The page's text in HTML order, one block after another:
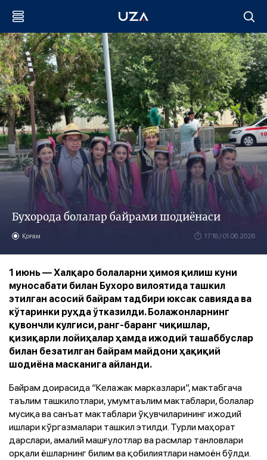
Бухорода болалар байрами шодиёнаси
Қоғам 17:18 / 01.06.2026
1 июнь — Халқаро болаларни ҳимоя қилиш куни
муносабати билан Бухоро вилоятида ташкил
этилган асосий байрам тадбири юксак савияда ва
кўтаринки руҳда ўтказилди. Болажонларнинг
қувончли кулгиси, ранг-баранг чиқишлар,
қизиқарли лойиҳалар ҳамда ижодий ташаббуслар
билан безатилган байрам майдони ҳақиқий
шодиёна масканига айланди.
Байрам доирасида “Келажак марказлари”, мактабгача
таълим ташкилотлари, умумтаълим мактаблари, болалар
мусиқа ва санъат мактаблари ўқувчиларининг ижодий
ишлари кўргазмалари ташкил этилди. Турли маҳорат
дарслари, амалий машғулотлар ва расмлар танловлари
орқали ёшларнинг билим ва қобилиятлари намоён бўлди.